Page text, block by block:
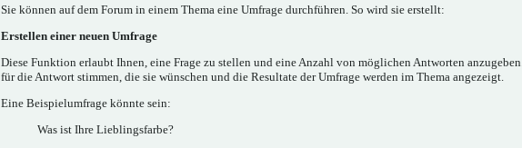
Sie können auf dem Forum in einem Thema eine Umfrage durchführen. So wird sie erstellt:
Erstellen einer neuen Umfrage
Diese Funktion erlaubt Ihnen, eine Frage zu stellen und eine Anzahl von möglichen Antworten
für die Antwort stimmen, die sie wünschen und die Resultate der Umfrage werden im Thema angezeigt.
Eine Beispielumfrage könnte sein:
Was ist Ihre Lieblingsfarbe?